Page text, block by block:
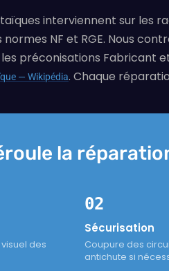
interviennent sur les
NF et RGE. Nous
préconisations Fabricant
— Wikipédia. Chaque
la
des
02
Sécurisation
Coupure des
antichute si